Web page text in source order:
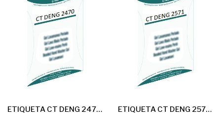
ETIQUETA CT DENG 2470 AL USO 20U ETIQUETA CT DENG 2571 AL USO 20U